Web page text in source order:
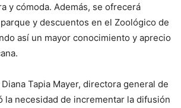
y cómoda. Además, se ofrecerá
y descuentos en el Zoológico de
así un mayor conocimiento y aprecio
Tapia Mayer, directora general de
la necesidad de incrementar la difusión